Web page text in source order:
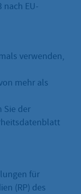
EU-
verwenden,
mehr als
Sie der
für
(RP) des